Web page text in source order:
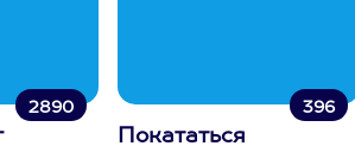
2890 396
Покататься